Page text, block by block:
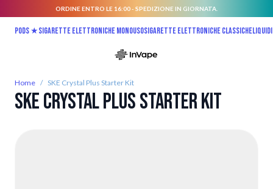
ORDINE ENTRO LE 16:00 - SPEDIZIONE IN GIORNATA.
Pods ★Sigarette elettroniche monousoSigarette elettroniche classiche
Home / SKE Crystal Plus Starter Kit
SKE Crystal Plus Starter Kit